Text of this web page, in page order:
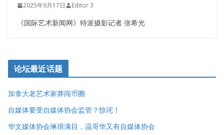
2025年9月17日 Editor 3
《国际艺术新闻网》特派摄影记者 张希光
论坛最近话题
加拿大老艺术家莽闯币圈
自媒体要受自媒体协会监管？惊诧！
华文媒体协会琳琅满目，温哥华又有自媒体协会